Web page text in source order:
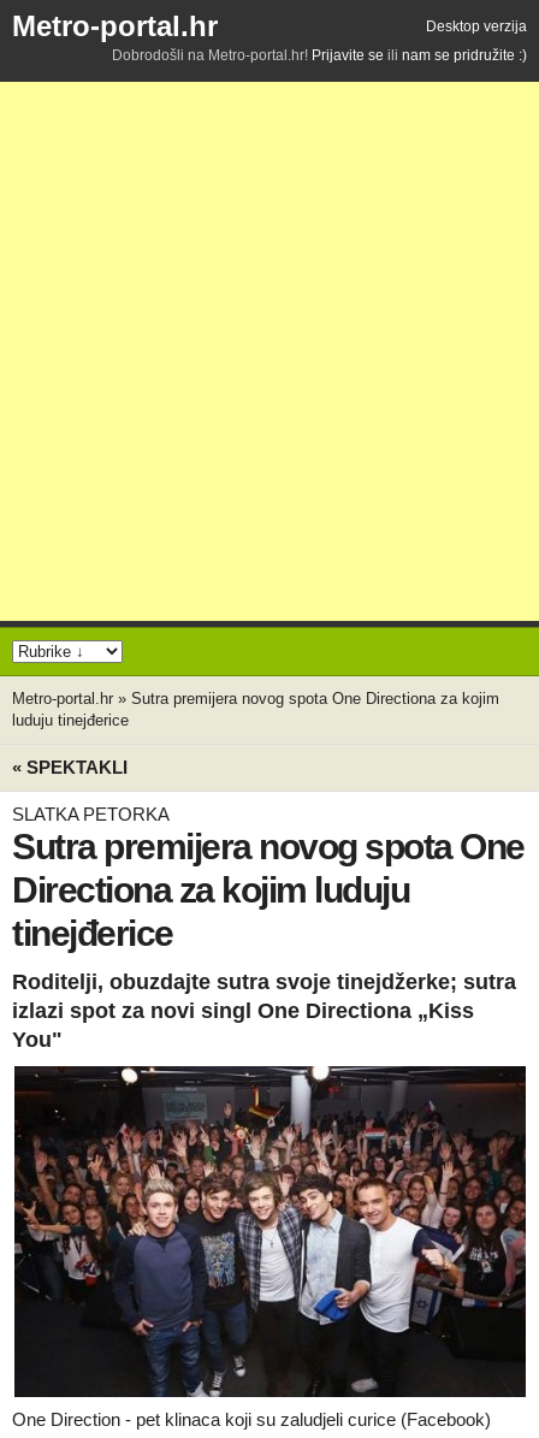
Metro-portal.hr
Desktop verzija
Dobrodošli na Metro-portal.hr! Prijavite se ili nam se pridružite :)
Metro-portal.hr » Sutra premijera novog spota One Directiona za kojim
luduju tinejđerice
« SPEKTAKLI
SLATKA PETORKA
Sutra premijera novog spota One
Directiona za kojim luduju
tinejđerice
Roditelji, obuzdajte sutra svoje tinejdžerke; sutra
izlazi spot za novi singl One Directiona „Kiss
You"
One Direction - pet klinaca koji su zaludjeli curice (Facebook)